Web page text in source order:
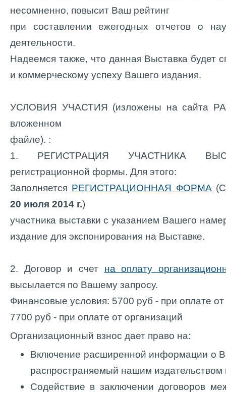
несомненно, повысит Ваш рейтинг
при составлении ежегодных отчетов о
деятельности.
Надеемся также, что данная Выставка будет
и коммерческому успеху Вашего издания.
УСЛОВИЯ УЧАСТИЯ (изложены на сайта
вложенном
файле). :
1. РЕГИСТРАЦИЯ УЧАСТНИКА
регистрационной формы. Для этого:
Заполняется РЕГИСТРАЦИОННАЯ ФОРМА
20 июля 2014 г.)
участника выставки с указанием Вашего
издание для экспонирования на Выставке.
2. Договор и счет на оплату
высылается по Вашему запросу.
Финансовые условия: 5700 руб - при оплате
7700 руб - при оплате от организаций
Организационный взнос дает право на:
Включение расширенной информации о
распространяемый нашим издательством
Содействие в заключении договоров